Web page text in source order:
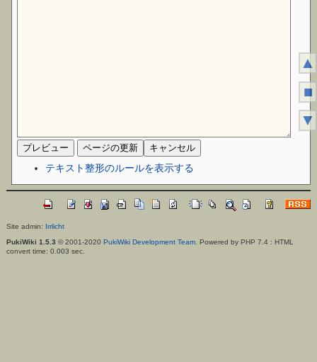
テキスト整形のルールを表示する
Site admin: Irrlicht
PukiWiki 1.5.3 © 2001-2020 PukiWiki Development Team. Powered by PHP 7.4 : HTML
convert time: 0.003 sec.
▲
■
▼